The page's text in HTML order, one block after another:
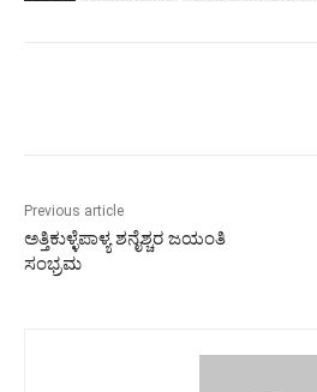
Previous article
ಅತ್ತಿಕುಳ್ಳೆಪಾಳ್ಯ ಶನೈಶ್ಚರ ಜಯಂತಿ
ಸಂಭ್ರಮ